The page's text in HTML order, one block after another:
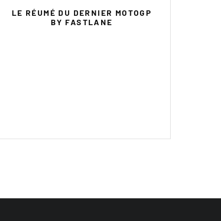
LE RÉUMÉ DU DERNIER MOTOGP
BY FASTLANE